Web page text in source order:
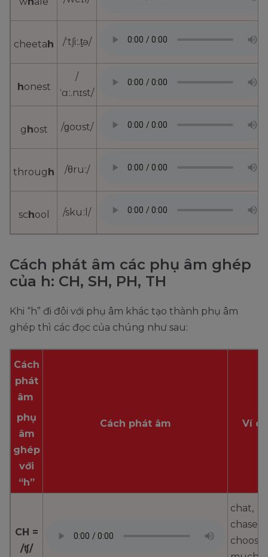
cheeta h /ˈtʃiː.t̬ə/
honest
/
ˈɑː.nɪst/
g host /ɡoʊst/
throug h /θruː/
sc hool /skuːl/
Cách phát âm các phụ âm ghép
của h: CH, SH, PH, TH
Khi “h” đi đôi với phụ âm khác tạo thành phụ âm
ghép thì các đọc của chúng như sau:
Cách
phát
âm
phụ
âm
ghép
với
“h”
Cách phát âm Ví
CH =
/ʧ/
chat,
chase,
choose,